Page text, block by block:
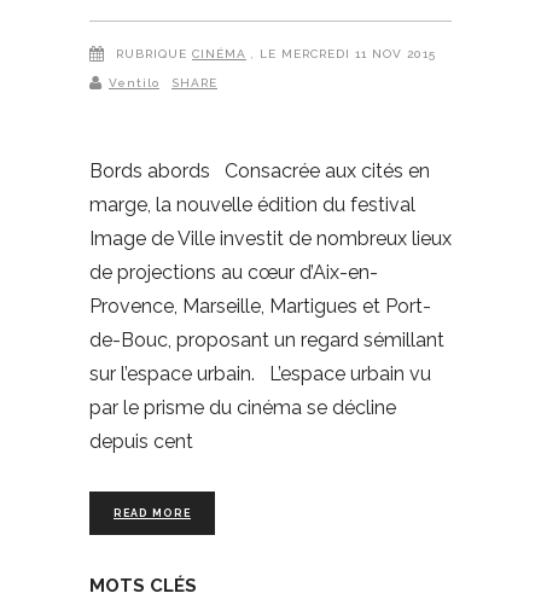
RUBRIQUE CINÉMA , LE MERCREDI 11 NOV 2015
Ventilo SHARE
Bords abords Consacrée aux cités en
marge, la nouvelle édition du festival
Image de Ville investit de nombreux lieux
de projections au cœur d’Aix-en-
Provence, Marseille, Martigues et Port-
de-Bouc, proposant un regard sémillant
sur l’espace urbain. L’espace urbain vu
par le prisme du cinéma se décline
depuis cent
READ MORE
MOTS CLÉS